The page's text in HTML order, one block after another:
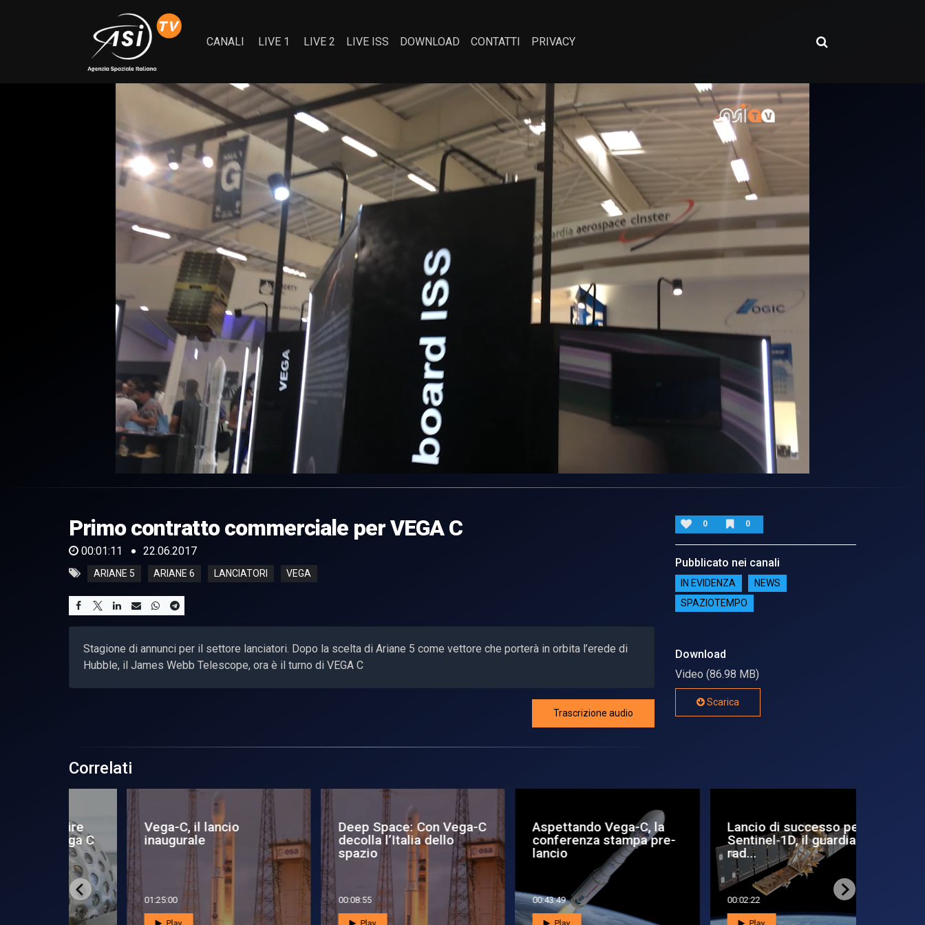
CANALI LIVE 1 LIVE 2 LIVE ISS DOWNLOAD CONTATTI PRIVACY
of
11
secondsVolume
0%
Primo contratto commerciale per VEGA C
00:01:11 22.06.2017
ARIANE 5 ARIANE 6 LANCIATORI VEGA
Stagione di annunci per il settore lanciatori. Dopo la scelta di Ariane 5 come vettore che porterà in orbita l’erede di
Hubble, il James Webb Telescope, ora è il turno di VEGA C
Trascrizione audio
0 0
Pubblicato nei canali
IN EVIDENZA
NEWS
SPAZIOTEMPO
Download
Video (86.98 MB)
Scarica
Correlati
Deep Space: Con Vega-C
decolla l’Italia dello
spazio
00:08:55
Aspettando Vega-C, la
conferenza stampa pre-
lancio
00:43:49
Lancio di successo per
Sentinel‑1D, il guardiano
rad...
00:02:22
Vega avanti